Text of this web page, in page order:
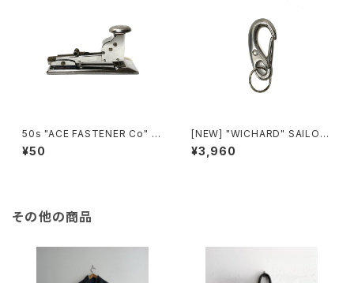
50s "ACE FASTENER Co" 1
02 STAPLER
¥50
[NEW] "WICHARD" SAILOR
CARABINER (L) made in FR
ANCE
¥3,960
その他の商品